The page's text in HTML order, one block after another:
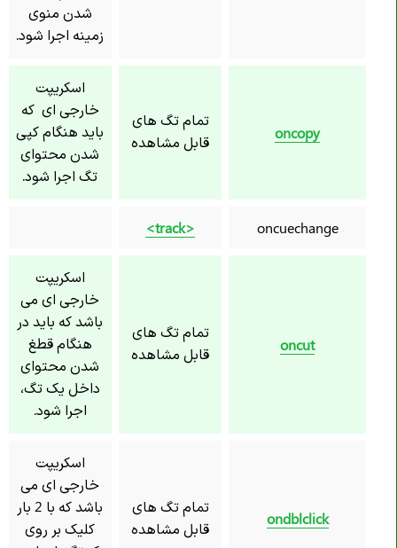
شدن منوی
زمینه اجرا شود.
oncopy
تمام تگ های
قابل مشاهده
اسکریپت
خارجی ای که
باید هنگام کپی
شدن محتوای
تگ اجرا شود.
oncuechange
<track>
oncut
تمام تگ های
قابل مشاهده
اسکریپت
خارجی ای می
باشد که باید در
هنگام قطغ
شدن محتوای
داخل یک تگ،
اجرا شود.
ondblclick
تمام تگ های
قابل مشاهده
اسکریپت
خارجی ای می
باشد که با 2 بار
کلیک بر روی